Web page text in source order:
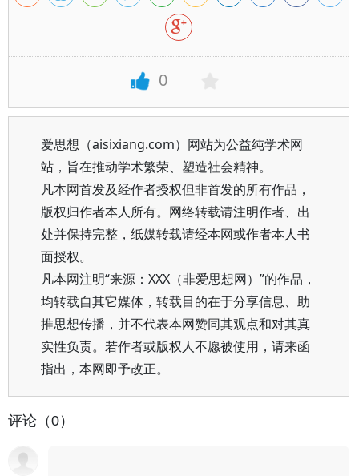
0
爱思想（aisixiang.com）网站为公益纯学术网
站，旨在推动学术繁荣、塑造社会精神。
凡本网首发及经作者授权但非首发的所有作品，
版权归作者本人所有。网络转载请注明作者、出
处并保持完整，纸媒转载请经本网或作者本人书
面授权。
凡本网注明“来源：XXX（非爱思想网）”的作品，
均转载自其它媒体，转载目的在于分享信息、助
推思想传播，并不代表本网赞同其观点和对其真
实性负责。若作者或版权人不愿被使用，请来函
指出，本网即予改正。
评论（0）